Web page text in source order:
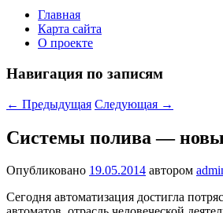
Главная
Карта сайта
О проекте
Навигация по записям
← Предыдущая Следующая →
Системы полива —
Опубликовано 19.05.2014 автором
Сегодня автоматизация достигла